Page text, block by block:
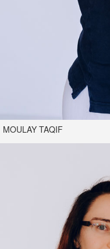
MOULAY TAQIF